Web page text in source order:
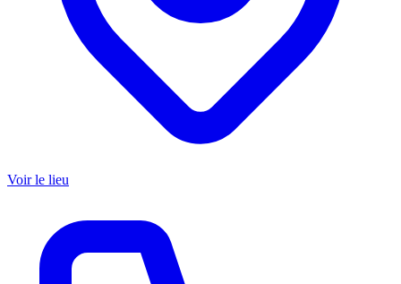
Voir le lieu